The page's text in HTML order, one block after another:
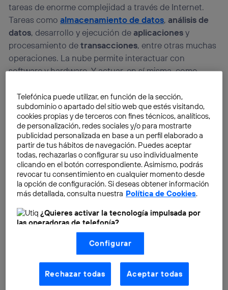
tareas de enorme complejidad a través de Internet.
Tareas comoalmacenamiento de datos, análisis de
datos, desarrollo y ejecución de aplicacionesy
procesamiento detransacciones, entre otras muchas
operaciones. La nube permite interactuar con
software y hardware. Y actuar, en sí misma, como
usuario.
Telefónica puede utilizar, en función de la sección,
subdominio o apartado del sitio web que estés visitando,
cookies propias y de terceros con fines técnicos, analíticos,
de personalización, redes sociales y/o para mostrarte
publicidad personalizada en base a un perfil elaborado a
partir de tus hábitos de navegación. Puedes aceptar
todas, rechazarlas o configurar su uso individualmente
clicando en el botón correspondiente. Asimismo, podrás
revocar tu consentimiento en cualquier momento desde
la opción de configuración. Si deseas obtener información
más detallada, consulta nuestra Política de Cookies.
¿Quieres activar la tecnología impulsada por
las operadoras de telefonía?
Nosotros, Telefónica S.A., utilizamos la tecnología Utiq para
realizar nuestras acciones de marketing digital o análisis
(como se describe en este aviso de consentimiento)
basadas en tu navegación en nuestra(s) web(s)
aquí (solo cuando utilizas una conexión a
internet habilitada , proporcionada por una de las
operadoras de telefonía participantes, y otorgas tu
Configurar
Rechazar todas Aceptar todas